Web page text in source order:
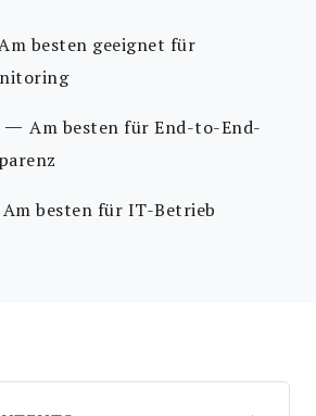
Am besten geeignet für
—Am besten für End-to-End-
Am besten für IT-Betrieb